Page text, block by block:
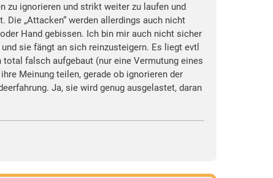
zu ignorieren und strikt weiter zu laufen und
Die „Attacken“ werden allerdings auch nicht
Hand gebissen. Ich bin mir auch nicht sicher
sie fängt an sich reinzusteigern. Es liegt evtl
falsch aufgebaut (nur eine Vermutung eines
Meinung teilen, gerade ob ignorieren der
Ja, sie wird genug ausgelastet, daran